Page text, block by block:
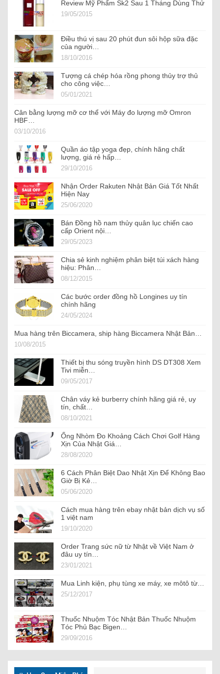
Review Mỹ Phẩm Sk2 Sau 1 Tháng Dùng Thử
19/05/2015
Điều thú vị sau 20 phút đun sôi hộp sữa đặc
của người…
18/10/2016
Tượng cá chép hóa rồng phong thủy trợ thủ
cho công việc…
05/01/2021
Cân bằng lượng mỡ cơ thể với Máy đo lượng mỡ Omron
HBF…
03/10/2016
Quần áo tập yoga đẹp, chính hãng chất
lượng, giá rẻ hấp…
29/10/2016
Nhận Order Rakuten Nhật Bản Giá Tốt Nhất
Hiện Nay
25/06/2020
Bán Đồng hồ nam thủy quân lục chiến cao
cấp Orient nội…
29/05/2023
Chia sẻ kinh nghiệm phân biệt túi xách hàng
hiệu: Phân…
08/12/2015
Các bước order đồng hồ Longines uy tín
chính hãng
24/05/2024
Mua hàng trên Biccamera, ship hàng Biccamera Nhật Bản…
10/08/2015
Thiết bị thu sóng truyền hình DS DT308 Xem
Tivi miễn…
09/05/2017
Chân váy kẻ burberry chính hãng giá rẻ, uy
tín, chất…
08/10/2021
Ống Nhòm Đo Khoảng Cách Chơi Golf Hàng
Xịn Của Nhật Giá…
28/08/2020
6 Cách Phân Biệt Dao Nhật Xịn Để Không Bao
Giờ Bị Kẻ…
05/06/2020
Cách mua hàng trên ebay nhật bản dịch vụ số
1 việt nam
19/10/2020
Order Trang sức nữ từ Nhật về Việt Nam ở
đâu uy tín…
23/01/2021
Mua Linh kiện, phụ tùng xe máy, xe môtô từ…
25/12/2017
Thuốc Nhuộm Tóc Nhật Bản Thuốc Nhuộm
Tóc Phủ Bạc Bigen…
29/09/2016